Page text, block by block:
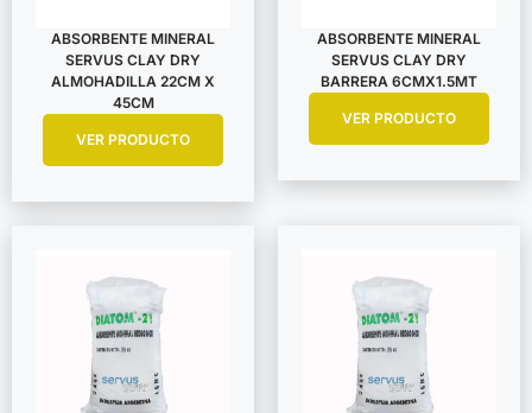
ABSORBENTE MINERAL
SERVUS CLAY DRY
ALMOHADILLA 22CM X
45CM
VER PRODUCTO
ABSORBENTE MINERAL
SERVUS CLAY DRY
BARRERA 6CMX1.5MT
VER PRODUCTO